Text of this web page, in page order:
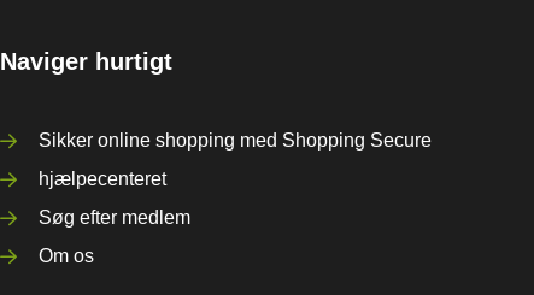
Naviger hurtigt
Sikker online shopping med Shopping Secure
hjælpecenteret
Søg efter medlem
Om os